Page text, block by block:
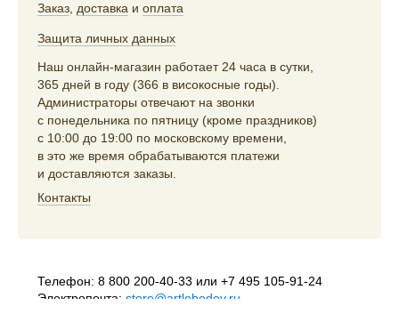
Заказ, доставка и оплата
Защита личных данных
Наш онлайн-магазин работает 24 часа в сутки,
365 дней в году (366 в високосные годы).
Администраторы отвечают на звонки
с понедельника по пятницу (кроме праздников)
с 10:00 до 19:00 по московскому времени,
в это же время обрабатываются платежи
и доставляются заказы.
Контакты
Телефон: 8 800 200-40-33 или +7 495 105-91-24
Электропочта: store@artlebedev.ru